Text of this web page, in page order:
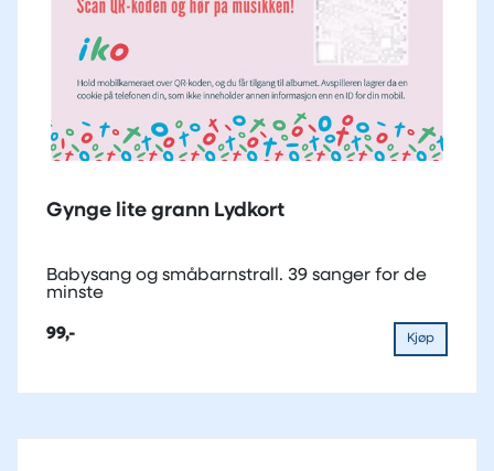
Gynge lite grann Lydkort
Babysang og småbarnstrall. 39 sanger for de
minste
99,- Kjøp